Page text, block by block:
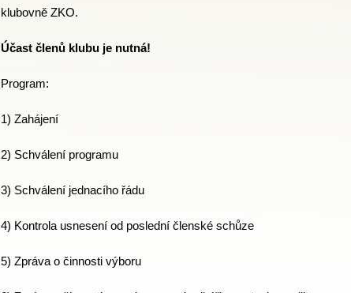
klubovně ZKO.
Účast členů klubu je nutná!
Program:
1) Zahájení
2) Schválení programu
3) Schválení jednacího řádu
4) Kontrola usnesení od poslední členské schůze
5) Zpráva o činnosti výboru